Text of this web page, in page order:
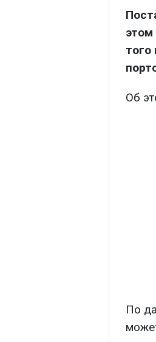
этом
того
Об
По